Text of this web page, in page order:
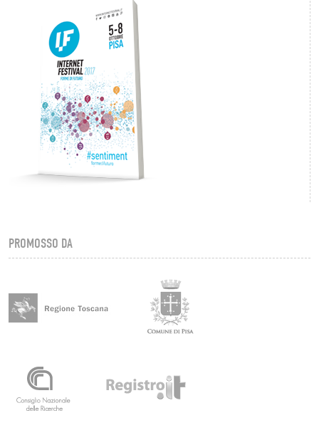
PROMOSSO DA